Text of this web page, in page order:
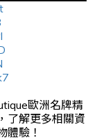
歐洲名牌精
了解更多相關資
體驗！